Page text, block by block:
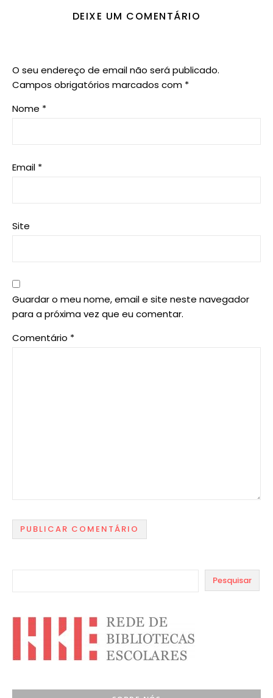
DEIXE UM COMENTÁRIO
O seu endereço de email não será publicado.
Campos obrigatórios marcados com *
Nome *
Email *
Site
Guardar o meu nome, email e site neste navegador
para a próxima vez que eu comentar.
Comentário *
Pesquisar